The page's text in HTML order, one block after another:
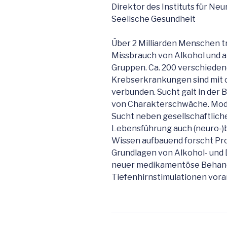
Direktor des Instituts für
Seelische Gesundheit
Über 2 Milliarden Menschen
Missbrauch von Alkohol und
Gruppen. Ca. 200
Krebserkrankungen sind
verbunden. Sucht galt in der
von Charakterschwäche.
Sucht neben
Lebensführung auch (neuro-
Wissen aufbauend forscht
Grundlagen von Alkohol-
neuer medikamentöse
Tiefenhirnstimulationen